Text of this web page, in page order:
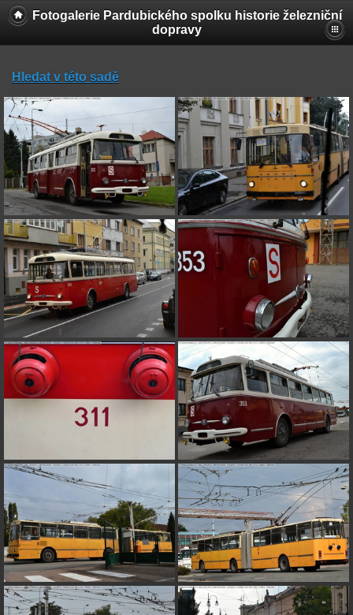
Fotogalerie Pardubického spolku historie železniční
dopravy
Hledat v této sadě